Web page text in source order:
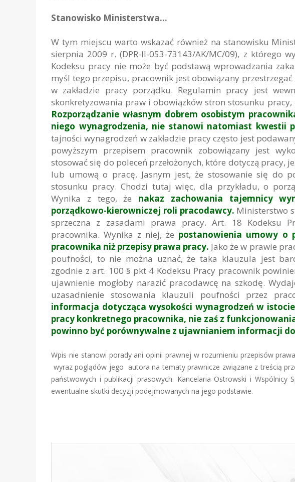
Stanowisko Ministerstwa…
W tym miejscu warto wskazać również na stanowisku
sierpnia 2009 r. (DPR-II-053-73143/AK/MC/09), z którego
Kodeksu pracy nie może być podstawą wprowadzania
myśl tego przepisu, pracownik jest obowiązany
w zakładzie pracy porządku. Regulamin pracy jest
skonkretyzowania praw i obowiązków stron stosunku pracy,
Rozporządzanie własnym dobrem osobistym
niego wynagrodzenia, nie stanowi natomiast kwestii
tajności wynagrodzeń w zakładzie pracy często jest
powyższym przepisem pracownik zobowiązany jest
stosować się do poleceń przełożonych, które dotyczą pracy,
lub umową o pracę. Jasnym jest, że stosowanie się do
stosunku pracy. Chodzi tutaj więc, dla przykładu, o
Wynika z tego, że nakaz zachowania tajemnicy
porządkowo-kierowniczej roli pracodawcy. Ministerstwo
sprzeczna z zasadami prawa pracy. Art. 18 Kodeksu
pracownika. Wynika z niej, że postanowienia umowy o
pracownika niż przepisy prawa pracy. Jako że w prawie
poufności, to nie można uznać, że taka klauzula jest
zgodnie z art. 100 § pkt 4 Kodeksu Pracy pracownik
ujawnienie mogłoby narazić pracodawcę na szkodę.
uzasadnienie stosowania klauzuli poufności przez
informacja dotycząca wysokości wynagrodzeń w
pracy konkretnego pracownika, nie zaś z
powinno być porównywalne z ujawnianiem informacji
Wpis nie stanowi porady ani opinii prawnej w rozumieniu przepisów
wyraz poglądów jego autora na tematy prawnicze związane z treścią
państwowych i publikacji prasowych. Kancelaria Ostrowski i Wspólnicy
ewentualne skutki decyzji podejmowanych na jego podstawie.